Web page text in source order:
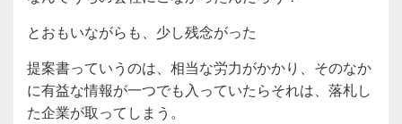
とおもいながらも、少し残念がった
提案書っていうのは、相当な労力がかかり、そのなか
に有益な情報が一つでも入っていたらそれは、落札し
た企業が取ってしまう。